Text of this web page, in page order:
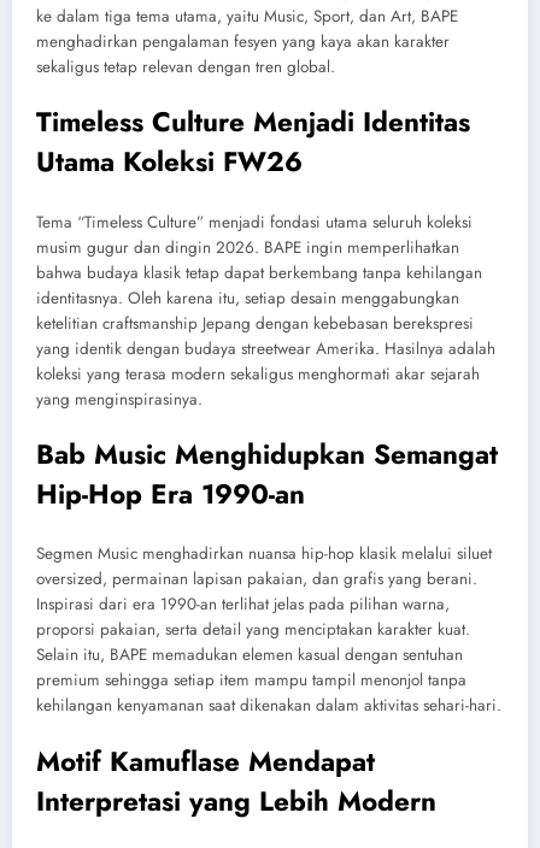
ke dalam tiga tema utama, yaitu Music, Sport, dan Art, BAPE
menghadirkan pengalaman fesyen yang kaya akan karakter
sekaligus tetap relevan dengan tren global.
Timeless Culture Menjadi Identitas
Utama Koleksi FW26
Tema “Timeless Culture” menjadi fondasi utama seluruh koleksi
musim gugur dan dingin 2026. BAPE ingin memperlihatkan
bahwa budaya klasik tetap dapat berkembang tanpa kehilangan
identitasnya. Oleh karena itu, setiap desain menggabungkan
ketelitian craftsmanship Jepang dengan kebebasan berekspresi
yang identik dengan budaya streetwear Amerika. Hasilnya adalah
koleksi yang terasa modern sekaligus menghormati akar sejarah
yang menginspirasinya.
Bab Music Menghidupkan Semangat
Hip-Hop Era 1990-an
Segmen Music menghadirkan nuansa hip-hop klasik melalui siluet
oversized, permainan lapisan pakaian, dan grafis yang berani.
Inspirasi dari era 1990-an terlihat jelas pada pilihan warna,
proporsi pakaian, serta detail yang menciptakan karakter kuat.
Selain itu, BAPE memadukan elemen kasual dengan sentuhan
premium sehingga setiap item mampu tampil menonjol tanpa
kehilangan kenyamanan saat dikenakan dalam aktivitas sehari-hari.
Motif Kamuflase Mendapat
Interpretasi yang Lebih Modern